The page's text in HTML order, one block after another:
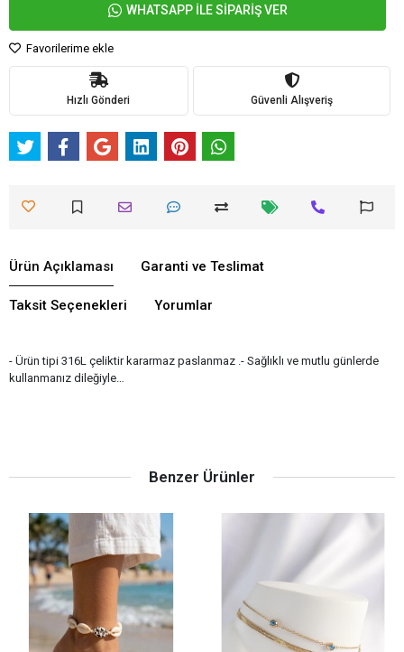
WHATSAPP İLE SİPARİŞ VER
Favorilerime ekle
Hızlı Gönderi Güvenli Alışveriş
Ürün Açıklaması Garanti ve Teslimat
Taksit Seçenekleri Yorumlar
- Ürün tipi 316L çeliktir kararmaz paslanmaz .- Sağlıklı ve mutlu günlerde
kullanmanız dileğiyle…
Benzer Ürünler